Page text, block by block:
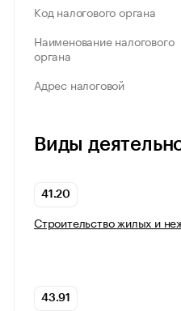
Код налогового органа
Наименование налогового
органа
Адрес налоговой
Виды
41.20
Строительство жилых и
43.91